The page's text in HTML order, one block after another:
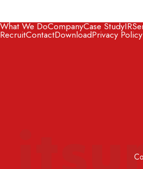
What We DoCompanyCase StudyIR
RecruitContactDownloadPrivacy Policy